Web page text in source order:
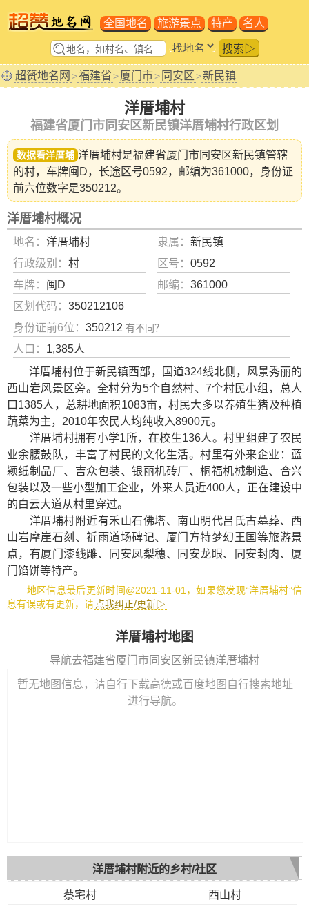
全国地名 旅游景点 特产 名人
搜索▷
超赞地名网 >福建省>厦门市> 同安区 >新民镇
洋厝埔村
福建省厦门市同安区新民镇洋厝埔村行政区划
数据看洋厝埔 洋厝埔村是福建省厦门市同安区新民镇管辖
的村，车牌闽D，长途区号0592，邮编为361000，身份证
前六位数字是350212。
洋厝埔村概况
地名： 洋厝埔村 隶属：新民镇
行政级别： 村 区号：0592
车牌： 闽D 邮编：361000
区划代码： 350212106
身份证前6位： 350212 有不同？
人口： 1,385人
洋厝埔村位于新民镇西部，国道324线北侧，风景秀丽的
西山岩风景区旁。全村分为5个自然村、7个村民小组，总人
口1385人，总耕地面积1083亩，村民大多以养殖生猪及种植
蔬菜为主，2010年农民人均纯收入8900元。
洋厝埔村拥有小学1所，在校生136人。村里组建了农民
业余腰鼓队，丰富了村民的文化生活。村里有外来企业：蓝
颖纸制品厂、吉众包装、银丽机砖厂、桐福机械制造、合兴
包装以及一些小型加工企业，外来人员近400人，正在建设中
的白云大道从村里穿过。
洋厝埔村附近有禾山石佛塔、 南山明代吕氏古墓葬、 西
山岩摩崖石刻 、祈雨道场碑记、 厦门方特梦幻王国 等旅游景
点，有厦门漆线雕、 同安凤梨穗、 同安龙眼、 同安封肉、 厦
门馅饼等特产。
地区信息最后更新时间@2021-11-01，如果您发现“洋厝埔村”信
息有误或有更新，请 点我纠正/更新▷
洋厝埔村地图
导航去福建省厦门市同安区新民镇洋厝埔村
暂无地图信息，请自行下载高德或百度地图自行搜索地址
进行导航。
洋厝埔村附近的乡村/社区
蔡宅村
西山村